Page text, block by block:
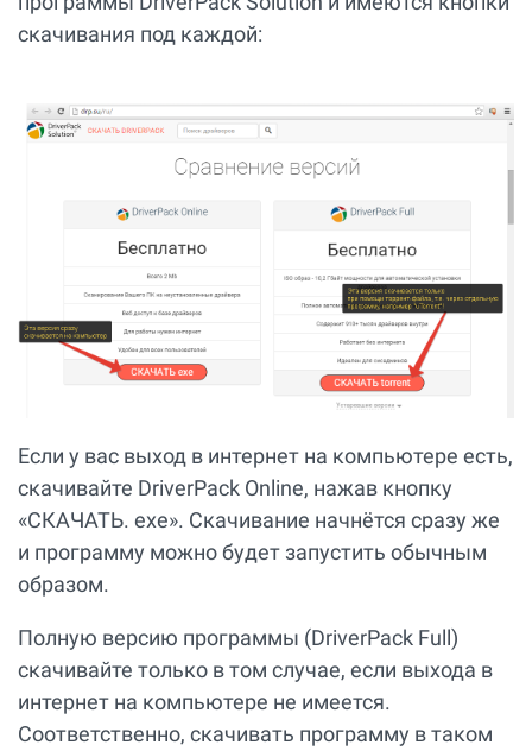
скачивания под каждой:
Если у вас выход в интернет на компьютере есть,
скачивайте DriverPack Online, нажав кнопку
«СКАЧАТЬ. exe». Скачивание начнётся сразу же
и программу можно будет запустить обычным
образом.
Полную версию программы (DriverPack Full)
скачивайте только в том случае, если выхода в
интернет на компьютере не имеется.
Соответственно, скачивать программу в таком